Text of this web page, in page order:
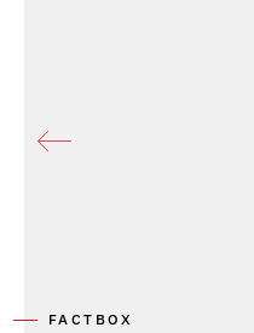
FACTBOX